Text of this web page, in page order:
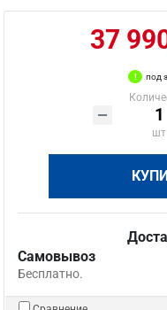
37
под
шт
Самовывоз
Бесплатно.